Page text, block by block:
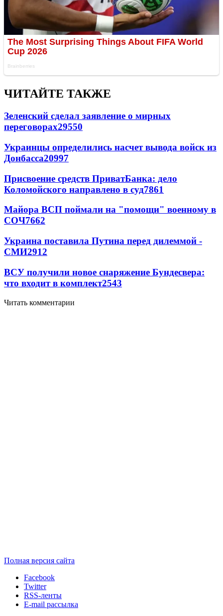
ЧИТАЙТЕ ТАКЖЕ
Зеленский сделал заявление о мирных
переговорах29550
Украинцы определились насчет вывода войск из
Донбасса20997
Присвоение средств ПриватБанка: дело
Коломойского направлено в суд7861
Майора ВСП поймали на "помощи" военному в
СОЧ7662
Украина поставила Путина перед дилеммой -
СМИ2912
ВСУ получили новое снаряжение Бундесвера:
что входит в комплект2543
Читать комментарии
Полная версия сайта
Facebook
Twitter
RSS-ленты
E-mail рассылка